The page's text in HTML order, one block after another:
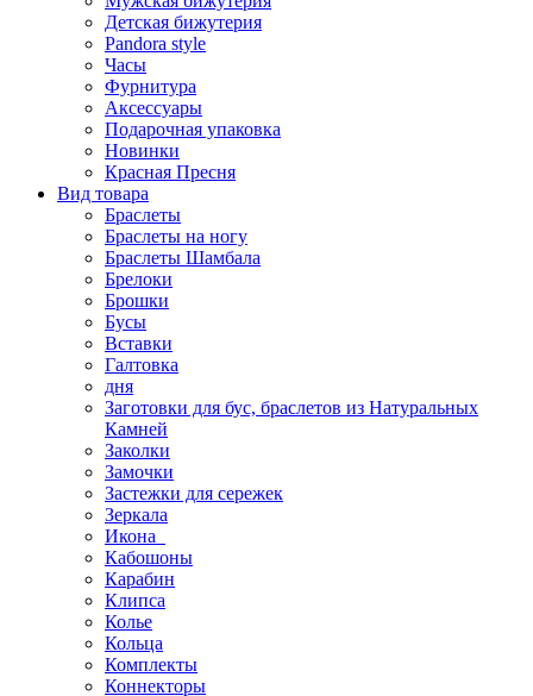
Детская бижутерия
Pandora style
Часы
Фурнитура
Аксеcсуары
Подарочная упаковка
Новинки
Красная Пресня
Вид товара
Браслеты
Браслеты на ногу
Браслеты Шамбала
Брелоки
Брошки
Бусы
Вставки
Галтовка
дня
Заготовки для бус, браслетов из Натуральных
Камней
Заколки
Замочки
Застежки для сережек
Зеркала
Икона
Кабошоны
Карабин
Клипса
Колье
Кольца
Комплекты
Коннекторы